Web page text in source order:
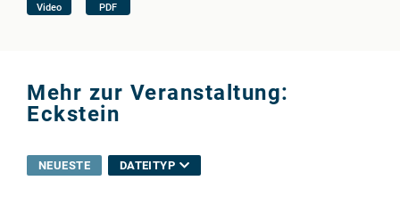
Video PDF
Mehr zur Veranstaltung:
Eckstein
NEUESTE DATEITYP